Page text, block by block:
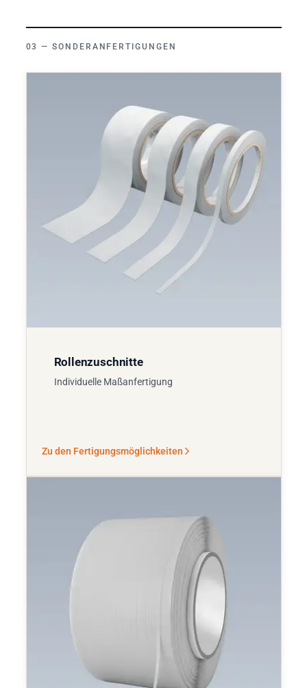
SONDERANFERTIGUNGEN
Rollenzuschnitte
Individuelle Maßanfertigung
Zu den Fertigungsmöglichkeiten